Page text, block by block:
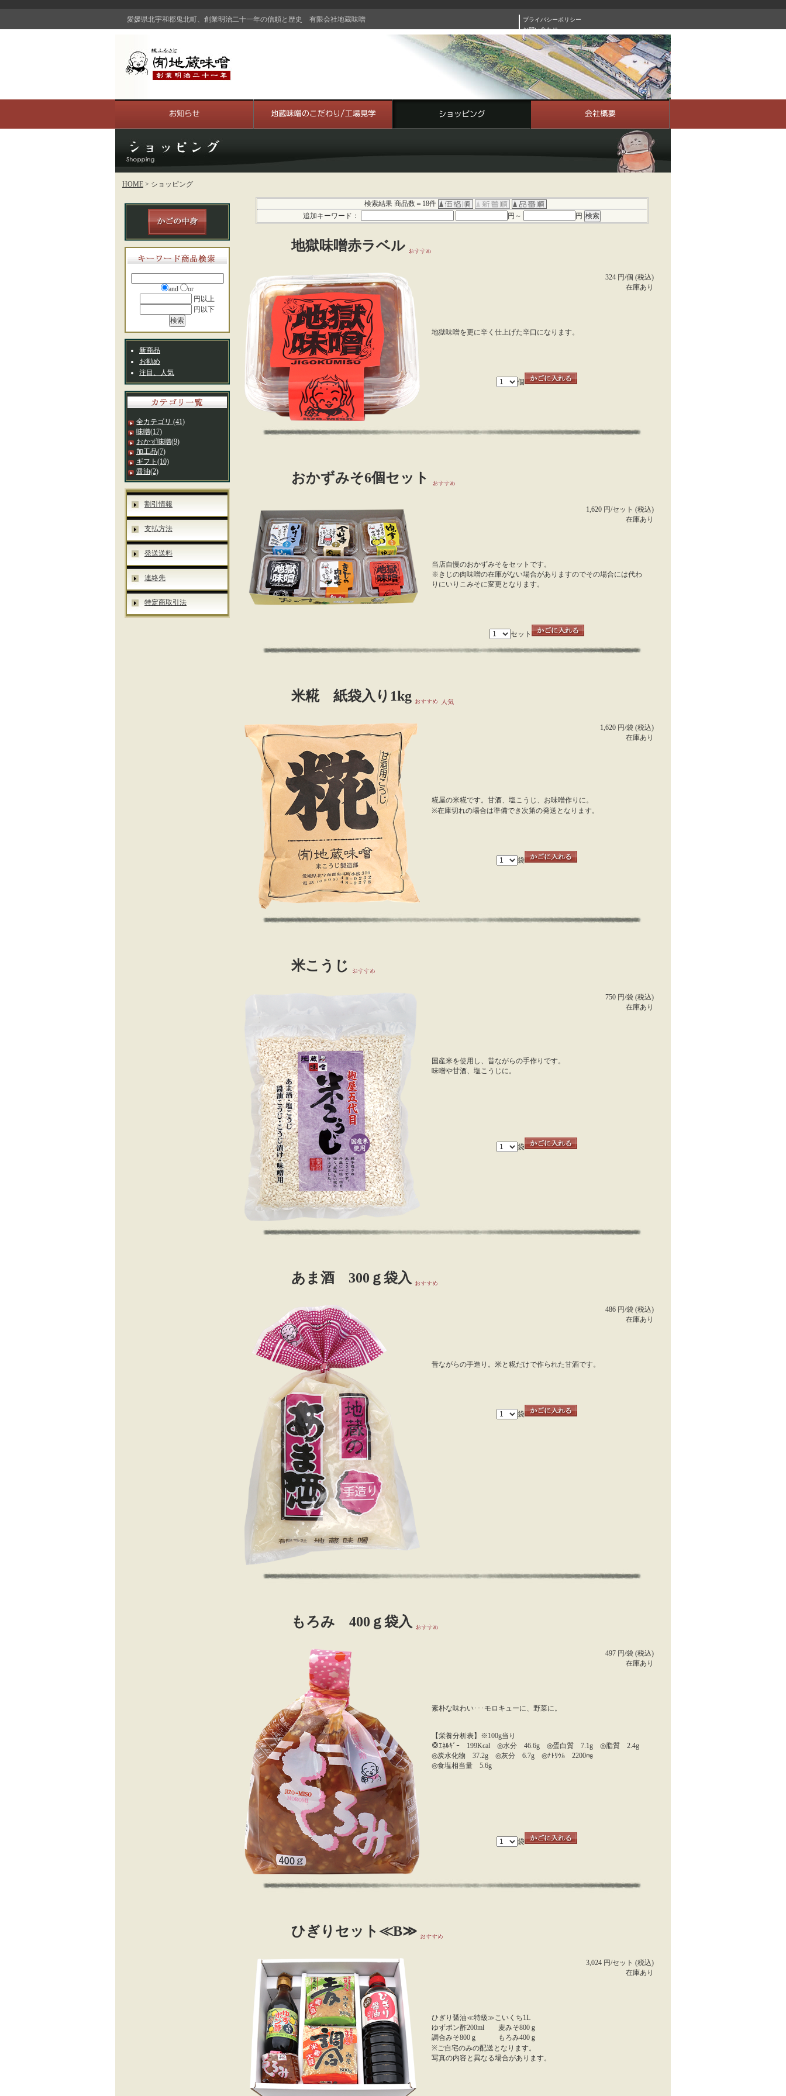
愛媛県北宇和郡鬼北町、創業明治二十一年の信頼と歴史 有限会社地蔵味噌
プライバシーポリシー
お問い合わせ
HOME > ショッピング
and
or
円以上
円以下
新商品
お勧め
注目、人気
全カテゴリ (41)
味噌(17)
おかず味噌(9)
加工品(7)
ギフト (10)
醤油(2)
割引情報
支払方法
発送送料
連絡先
特定商取引法
検索結果 商品数＝18件
追加キーワード：
円～ 円
地獄味噌赤ラベル
324 円/個 (税込)
在庫あり
地獄味噌を更に辛く仕上げた辛口になります。
個
おかずみそ6個セット
1,620 円/セット (税込)
在庫あり
当店自慢のおかずみそをセットです。
※きじの肉味噌の在庫がない場合がありますのでその場合には代わ
りにいりこみそに変更となります。
セット
米糀 紙袋入り1kg
1,620 円/袋 (税込)
在庫あり
糀屋の米糀です。甘酒、塩こうじ、お味噌作りに。
※在庫切れの場合は準備でき次第の発送となります。
袋
米こうじ
750 円/袋 (税込)
在庫あり
国産米を使用し、昔ながらの手作りです。
味噌や甘酒、塩こうじに。
袋
あま酒 300ｇ袋入
486 円/袋 (税込)
在庫あり
昔ながらの手造り。米と糀だけで作られた甘酒です。
袋
もろみ 400ｇ袋入
497 円/袋 (税込)
在庫あり
素朴な味わい･･･モロキューに、野菜に。
【栄養分析表】※100g当り
◎ｴﾈﾙｷﾞｰ 199Kcal ◎水分 46.6g ◎蛋白質 7.1g ◎脂質 2.4g
◎炭水化物 37.2g ◎灰分 6.7g ◎ﾅﾄﾘｳﾑ 2200㎎
◎食塩相当量 5.6g
袋
ひぎりセット≪B≫
3,024 円/セット (税込)
在庫あり
ひぎり醤油≪特級≫こいくち1L
ゆずポン酢200ml 麦みそ800ｇ
調合みそ800ｇ もろみ400ｇ
※ご自宅のみの配送となります。
写真の内容と異なる場合があります。